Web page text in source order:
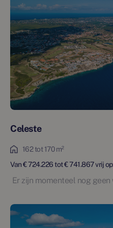
Celeste
162 tot 170 m²
Van € 724.226 tot € 741.867 vrij
Er zijn momenteel nog